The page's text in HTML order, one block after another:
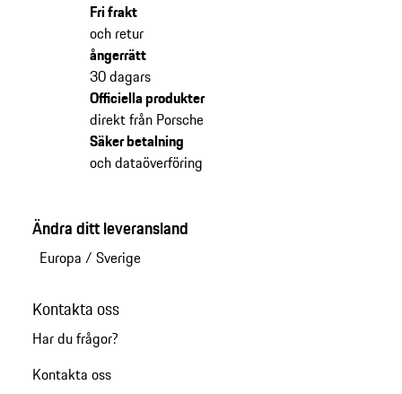
Fri frakt
och retur
ångerrätt
30 dagars
Officiella produkter
direkt från Porsche
Säker betalning
och dataöverföring
Ändra ditt leveransland
Europa / Sverige
Kontakta oss
Har du frågor?
Kontakta oss